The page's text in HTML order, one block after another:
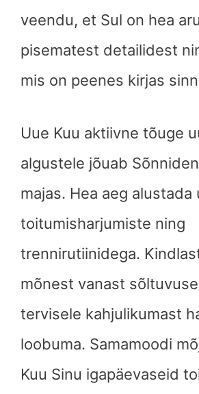
veendu, et Sul on hea
pisematest detailidest
mis on peenes kirjas
Uue Kuu aktiivne tõuge
algustele jõuab
majas. Hea aeg alustada
toitumisharjumiste ning
trennirutiinidega.
mõnest vanast
tervisele kahjulikumast
loobuma. Samamoodi
Kuu Sinu igapäevaseid